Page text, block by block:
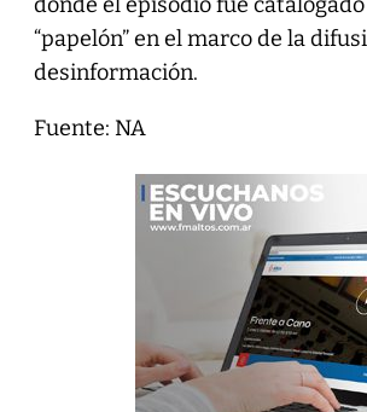
“papelón” en el marco de la
desinformación.
Fuente: NA